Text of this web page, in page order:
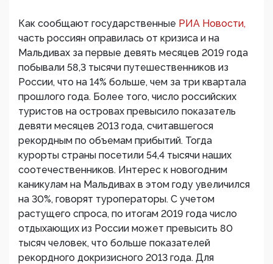
Как сообщают государственные РИА Новости,
часть россиян оправилась от кризиса и на
Мальдивах за первые девять месяцев 2019 года
побывали 58,3 тысячи путешественников из
России, что на 14% больше, чем за три квартала
прошлого года. Более того, число российских
туристов на островах превысило показатель
девяти месяцев 2013 года, считавшегося
рекордным по объемам прибытий. Тогда
курорты страны посетили 54,4 тысячи наших
соотечественников. Интерес к новогодним
каникулам на Мальдивах в этом году увеличился
на 30%, говорят туроператоры. С учетом
растущего спроса, по итогам 2019 года число
отдыхающих из России может превысить 80
тысяч человек, что больше показателей
рекордного докризисного 2013 года. Для